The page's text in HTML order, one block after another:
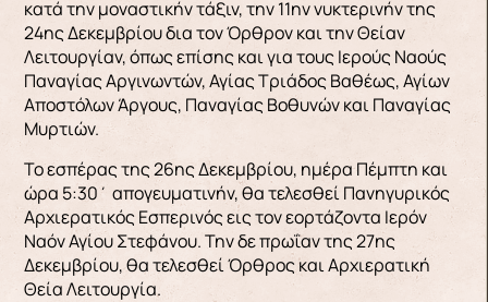
κατά την μοναστικήν τάξιν, την 11ην νυκτερινήν της
24ης Δεκεμβρίου δια τον Όρθρον και την Θείαν
Λειτουργίαν, όπως επίσης και για τους Ιερούς Ναούς
Παναγίας Αργινωντών, Αγίας Τριάδος Βαθέως, Αγίων
Αποστόλων Άργους, Παναγίας Βοθυνών και Παναγίας
Μυρτιών.
Το εσπέρας της 26ης Δεκεμβρίου, ημέρα Πέμπτη και
ώρα 5:30΄ απογευματινήν, θα τελεσθεί Πανηγυρικός
Αρχιερατικός Εσπερινός εις τον εορτάζοντα Ιερόν
Ναόν Αγίου Στεφάνου. Την δε πρωΐαν της 27ης
Δεκεμβρίου, θα τελεσθεί Όρθρος και Αρχιερατική
Θεία Λειτουργία.